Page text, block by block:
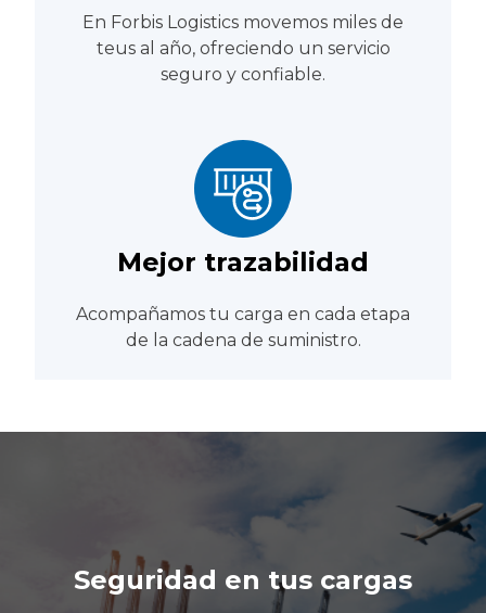
En Forbis Logistics movemos miles de
teus al año, ofreciendo un servicio
seguro y confiable.
Mejor trazabilidad
Acompañamos tu carga en cada etapa
de la cadena de suministro.
Seguridad en tus cargas